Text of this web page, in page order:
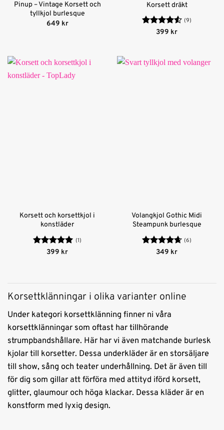
Pinup – Vintage Korsett och
tyllkjol burlesque
649 kr
Korsett dräkt
Betygsatt
(9)
399 kr
Korsett och korsettkjol i
konstläder
Betygsatt5
(1)
399 kr
Volangkjol Gothic Midi
Steampunk burlesque
Betygsatt
(6)
349 kr
Korsettklänningar i olika varianter online
Under kategori korsettklänning finner ni våra
korsettklänningar som oftast har tillhörande
strumpbandshållare. Här har vi även matchande burlesk
kjolar till korsetter. Dessa underkläder är en storsäljare
till show, sång och teater underhållning. Det är även till
för dig som gillar att förföra med attityd iförd korsett,
glitter, glaumour och höga klackar. Dessa kläder är en
konstform med lyxig design.